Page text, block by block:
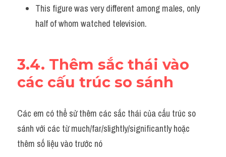
This figure was very different among males, only
half of whom watched television.
3.4. Thêm sắc thái vào
các cấu trúc so sánh
Các em có thể sử thêm các sắc thái của cấu trúc so
sánh với các từ much/far/slightly/significantly hoặc
thêm số liệu vào trước nó